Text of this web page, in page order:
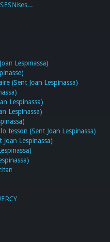
Lespinassa)
(Sent Joan Lespinassa)
Lespinassa)
Lespinassa)
tesson (Sent Joan Lespinassa)
Lespinassa)